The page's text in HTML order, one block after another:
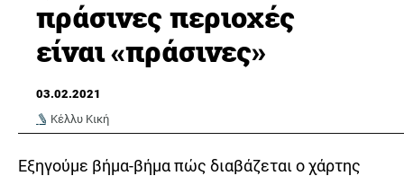
πράσινες περιοχές
είναι «πράσινες»
03.02.2021
Κέλλυ Κική
Εξηγούμε βήμα-βήμα πώς διαβάζεται ο χάρτης